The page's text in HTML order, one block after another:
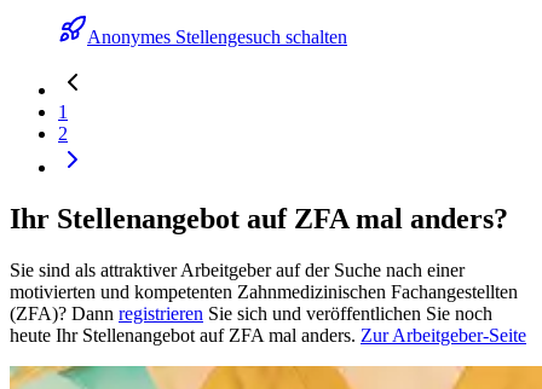
Anonymes Stellengesuch schalten
1
2
Ihr Stellenangebot auf ZFA mal anders?
Sie sind als attraktiver Arbeitgeber auf der Suche nach einer
motivierten und kompetenten Zahnmedizinischen Fachangestellten
(ZFA)? Dann registrieren Sie sich und veröffentlichen Sie noch
heute Ihr Stellenangebot auf ZFA mal anders. Zur Arbeitgeber-Seite